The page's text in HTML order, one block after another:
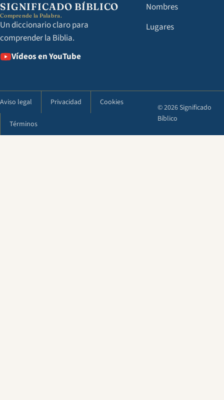
SIGNIFICADO BÍBLICO
Comprende la Palabra.
Un diccionario claro para
comprender la Biblia.
Vídeos en YouTube
Nombres
Lugares
Aviso legal Privacidad Cookies
Términos
© 2026 Significado
Bíblico